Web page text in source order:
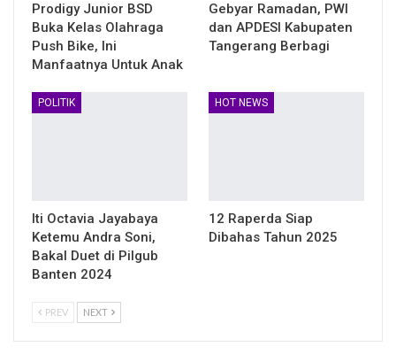
Prodigy Junior BSD
Buka Kelas Olahraga
Push Bike, Ini
Manfaatnya Untuk Anak
Gebyar Ramadan, PWI
dan APDESI Kabupaten
Tangerang Berbagi
POLITIK
Iti Octavia Jayabaya
Ketemu Andra Soni,
Bakal Duet di Pilgub
Banten 2024
HOT NEWS
12 Raperda Siap
Dibahas Tahun 2025
PREV NEXT